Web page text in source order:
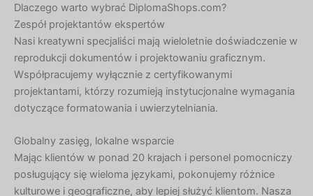
Dlaczego warto wybrać DiplomaShops.com?
Zespół projektantów ekspertów
Nasi kreatywni specjaliści mają wieloletnie doświadczenie w
reprodukcji dokumentów i projektowaniu graficznym.
Współpracujemy wyłącznie z certyfikowanymi
projektantami, którzy rozumieją instytucjonalne wymagania
dotyczące formatowania i uwierzytelniania.
Globalny zasięg, lokalne wsparcie
Mając klientów w ponad 20 krajach i personel pomocniczy
posługujący się wieloma językami, pokonujemy różnice
kulturowe i geograficzne, aby lepiej służyć klientom. Nasza